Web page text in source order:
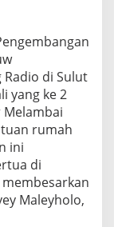
di Sulut
yang ke 2
rumah
ini
di
Maleyholo,